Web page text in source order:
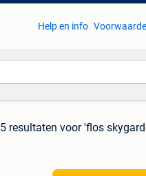
Help en info
5 resultaten voor 'flos